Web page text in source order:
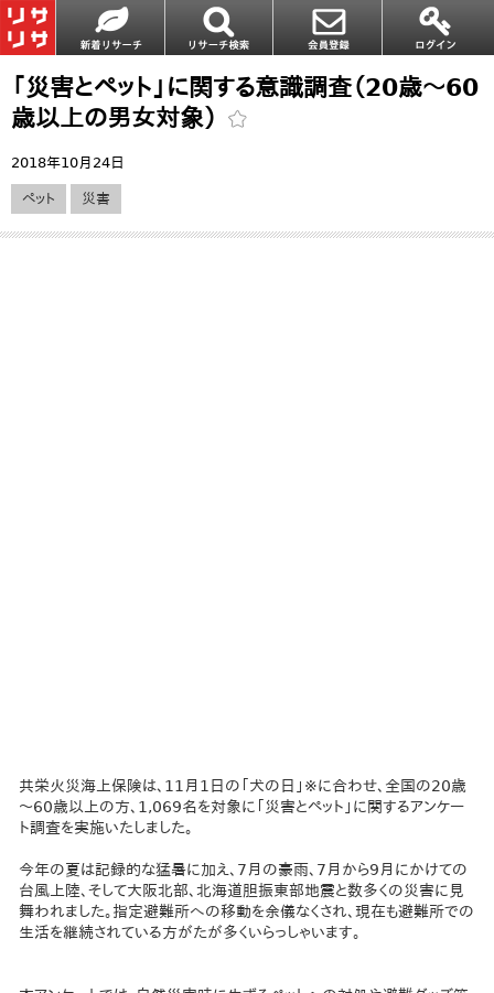
「災害とペット」に関する意識調査（20歳～60
歳以上の男女対象）
2018年10月24日
ペット 災害
共栄火災海上保険は、11月1日の「犬の日」※に合わせ、全国の20歳
～60歳以上の方、1,069名を対象に「災害とペット」に関するアンケー
ト調査を実施いたしました。
今年の夏は記録的な猛暑に加え、7月の豪雨、7月から9月にかけての
台風上陸、そして大阪北部、北海道胆振東部地震と数多くの災害に見
舞われました。指定避難所への移動を余儀なくされ、現在も避難所での
生活を継続されている方がたが多くいらっしゃいます。